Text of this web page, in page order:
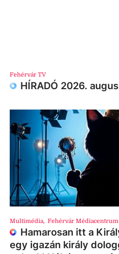
Fehérvár TV
HÍRADÓ 2026.
Multimédia, Fehérvár Médiacentrum
Hamarosan itt a
egy igazán király